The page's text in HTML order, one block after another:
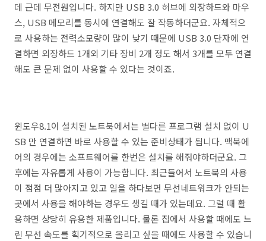
데 근데 무전원입니다. 하지만 USB 3.0 허브에 외장하드와 마우
스, USB 메모리를 동시에 연결해도 잘 작동하더군요. 자체적으
로 사용하는 전력소모량이 많이 낮기 때문에 USB 3.0 단자에 연
결하면 외장하드 1개외 기타 장비 2개 정도 해서 3개를 모두 연결
해도 큰 문제 없이 사용할 수 있다는 것이죠.
윈도우8.1이 설치된 노트북에서는 별다른 프로그램 설치 없이 U
SB 만 연결하면 바로 사용할 수 있는 준비상태가 됩니다. 맥북에
어의 경우에는 소프트웨어를 한번은 설치를 해줘야하더군요. 그
후에는 자유롭게 사용이 가능합니다. 최근들어서 노트북의 사용
이 점점 더 많아지고 있고 일을 하다보면 무선네트워크가 안되는
곳에서 사용을 해야하는 경우도 생길 때가 있는데요. 그럴 때 활
용하면 상당히 유용한 제품입니다. 물론 집에서 사용할 때에도 느
린 무선 속도를 획기적으로 올리고 싶을 때에도 사용할 수 있습니